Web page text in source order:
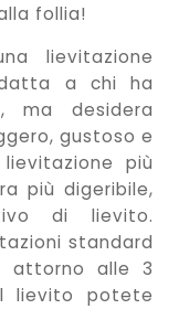
follia!
lievitazione
a chi ha
ma desidera
gustoso e
più
più digeribile,
di lievito.
standard
attorno alle 3
lievito potete